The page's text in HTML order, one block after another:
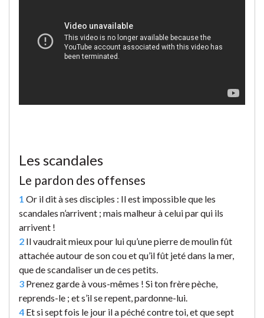
Les scandales
Le pardon des offenses
1 Or il dit à ses disciples : Il est impossible que les
scandales n’arrivent ; mais malheur à celui par qui ils
arrivent !
2 Il vaudrait mieux pour lui qu’une pierre de moulin fût
attachée autour de son cou et qu’il fût jeté dans la mer,
que de scandaliser un de ces petits.
3 Prenez garde à vous-mêmes ! Si ton frère pèche,
reprends-le ; et s’il se repent, pardonne-lui.
4 Et si sept fois le jour il a péché contre toi, et que sept